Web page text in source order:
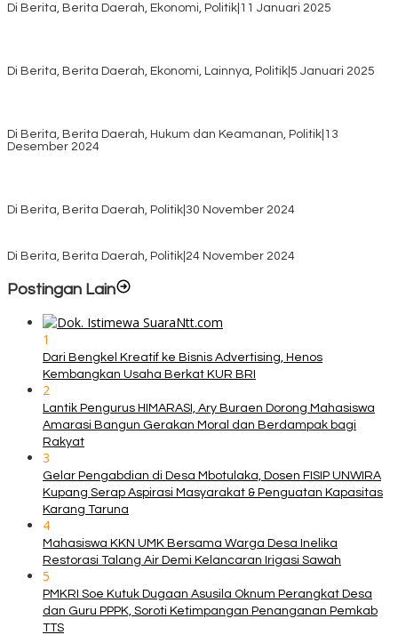
Di Berita, Berita Daerah, Ekonomi, Politik 11 Januari 2025
Di Berita, Berita Daerah, Ekonomi, Lainnya, Politik 5 Januari 2025
Di Berita, Berita Daerah, Hukum dan Keamanan, Politik 13
Desember 2024
Di Berita, Berita Daerah, Politik 30 November 2024
Di Berita, Berita Daerah, Politik 24 November 2024
Postingan Lain
1
Dari Bengkel Kreatif ke Bisnis Advertising, Henos
Kembangkan Usaha Berkat KUR BRI
2
Lantik Pengurus HIMARASI, Ary Buraen Dorong Mahasiswa
Amarasi Bangun Gerakan Moral dan Berdampak bagi
Rakyat
3
Gelar Pengabdian di Desa Mbotulaka, Dosen FISIP UNWIRA
Kupang Serap Aspirasi Masyarakat & Penguatan Kapasitas
Karang Taruna
4
Mahasiswa KKN UMK Bersama Warga Desa Inelika
Restorasi Talang Air Demi Kelancaran Irigasi Sawah
5
PMKRI Soe Kutuk Dugaan Asusila Oknum Perangkat Desa
dan Guru PPPK, Soroti Ketimpangan Penanganan Pemkab
TTS